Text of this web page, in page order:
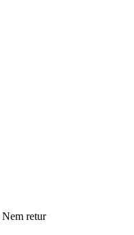
Nem retur